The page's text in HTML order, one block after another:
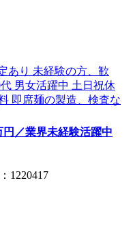
円／業界未経験活躍中
1220417